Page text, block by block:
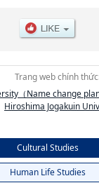
Trang web chính
（Name change
Hiroshima Jogakuin
Cultural Studies
Human Life Studies